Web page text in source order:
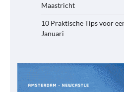
Maastricht
10 Praktische Tips voor
Januari